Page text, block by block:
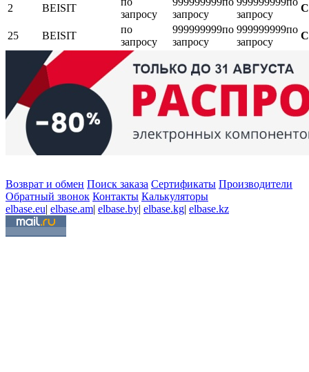
2 BEISIT
запросу
запросу
запросу
25 BEISIT
по
запросу
999999999по
запросу
999999999по
запросу
Возврат и обмен Поиск заказа Сертификаты Производители
Обратный звонок Контакты Калькуляторы
elbase.eu| elbase.am| elbase.by| elbase.kg| elbase.kz